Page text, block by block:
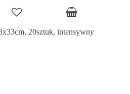
20sztuk, intensywny